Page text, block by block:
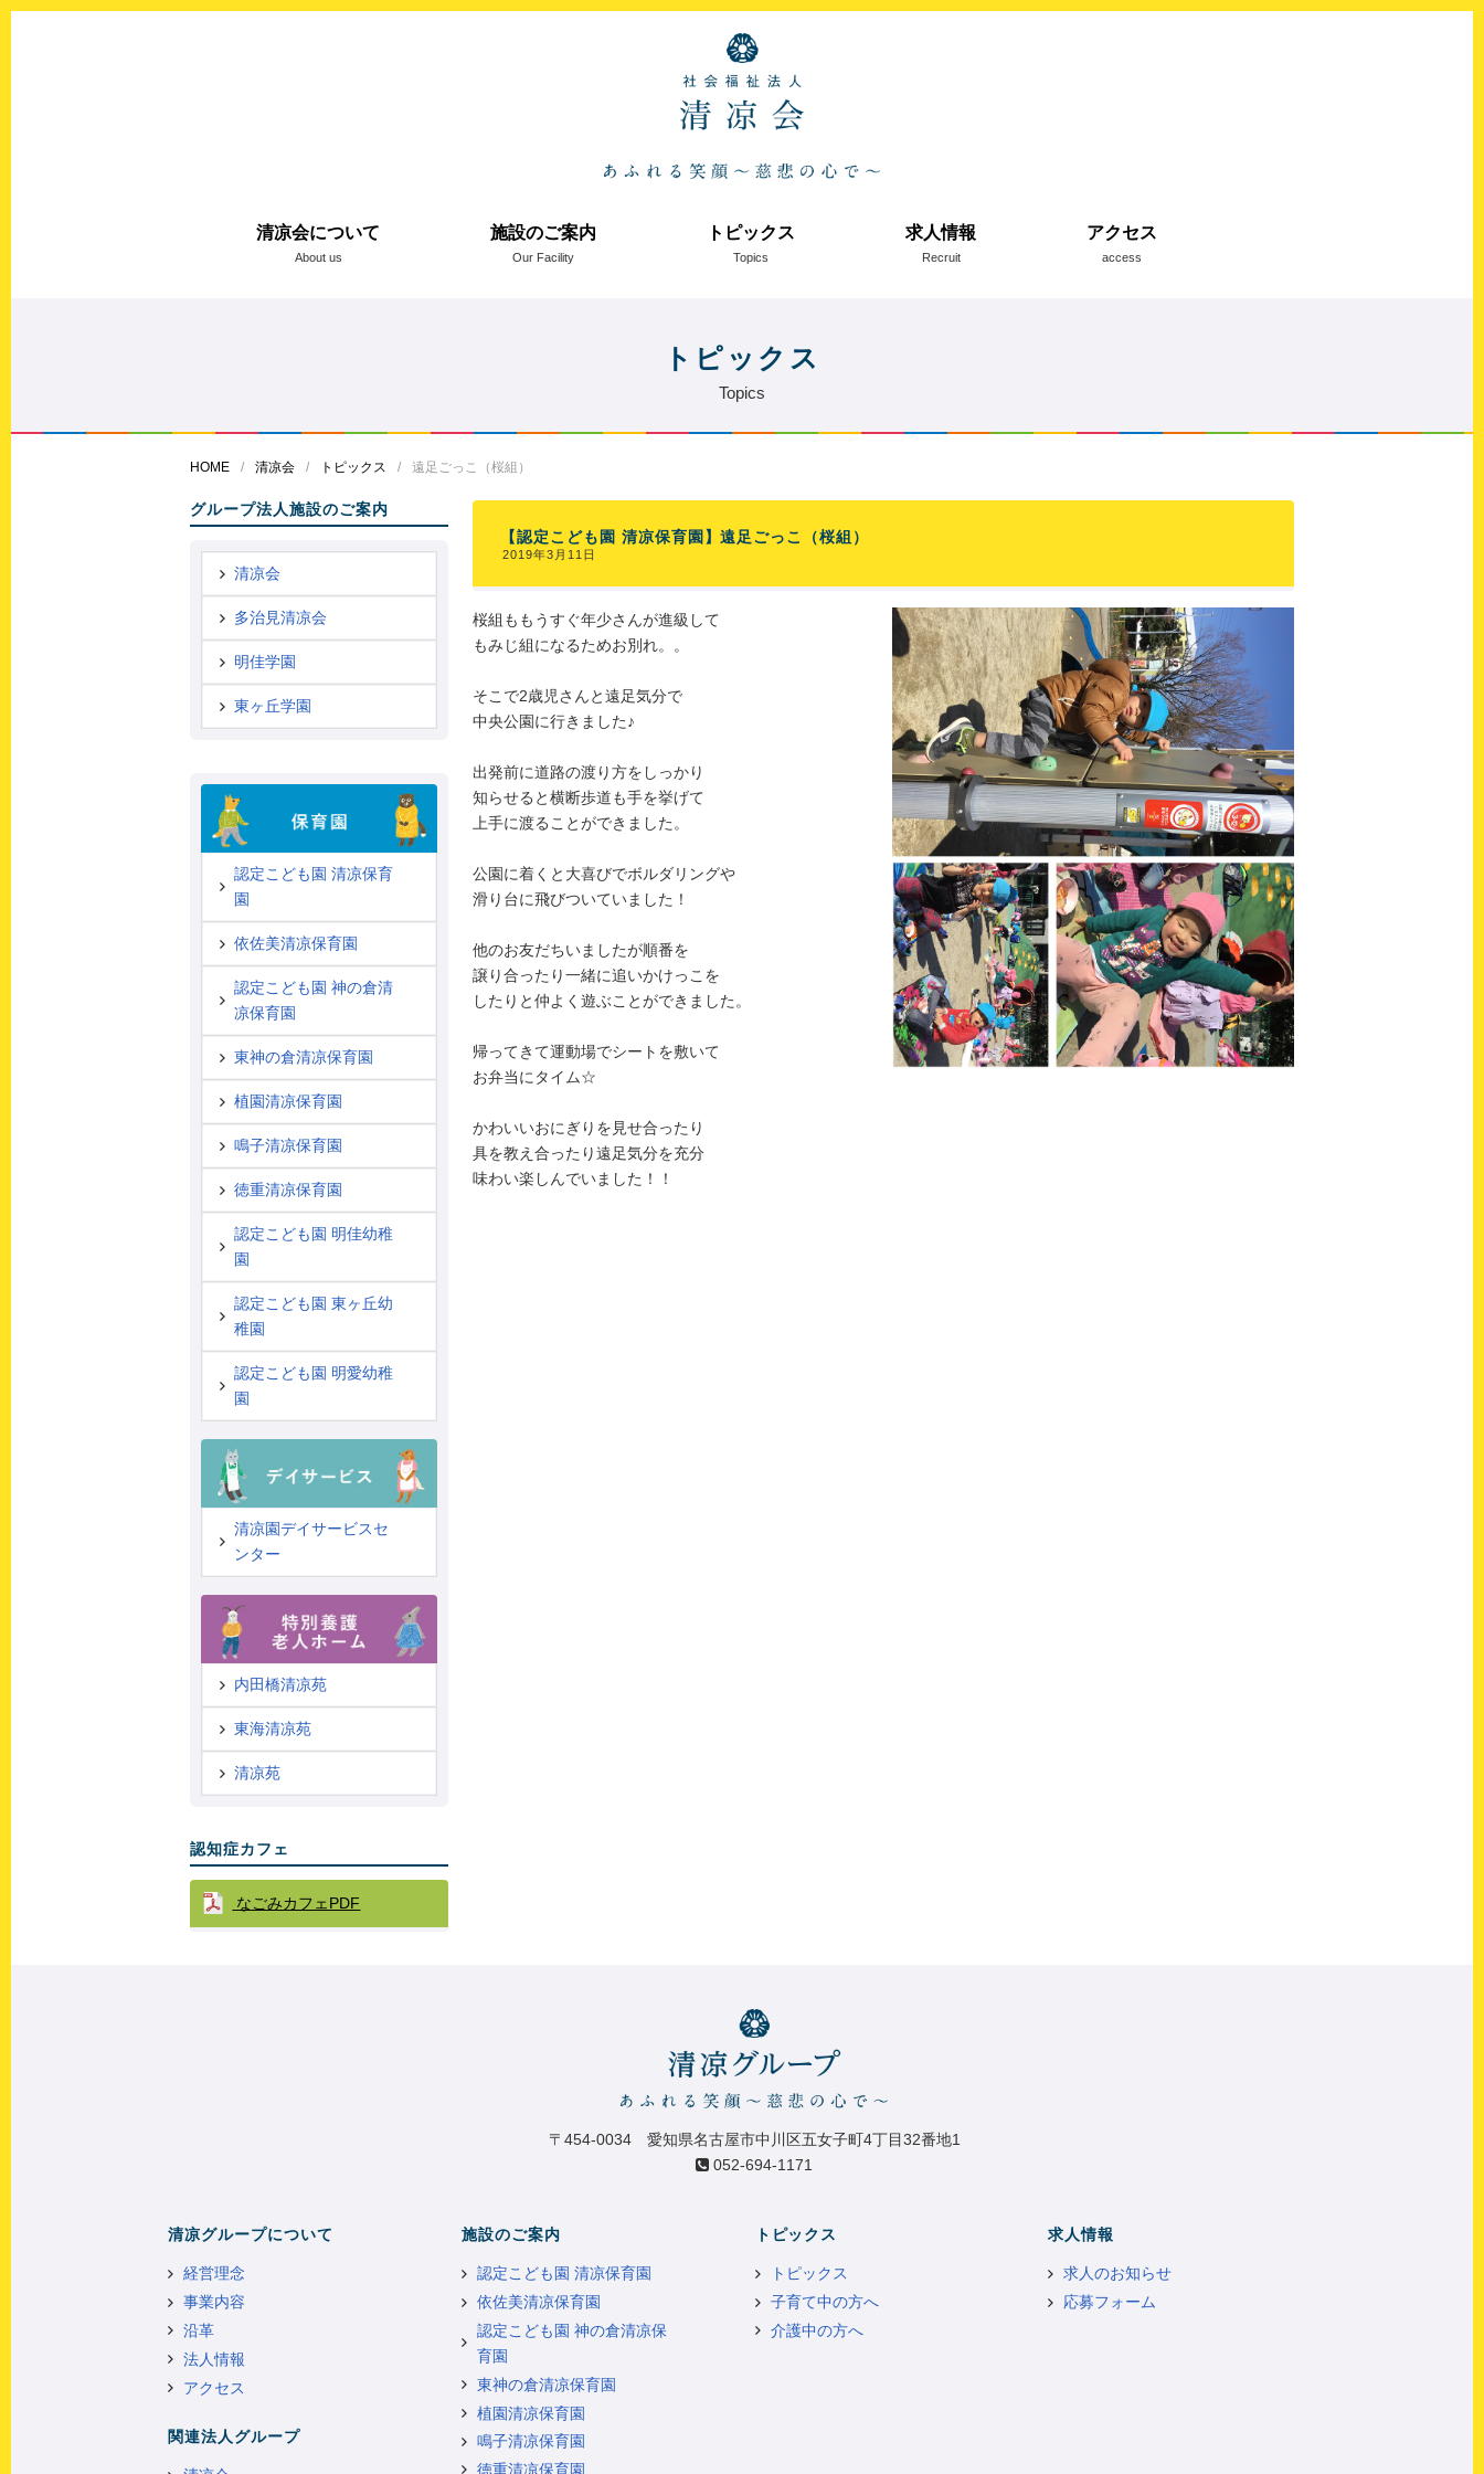
清凉会について
About us
施設のご案内
Our Facility
トピックス
Topics
求人情報
Recruit
アクセス
access
トピックス
Topics
HOME 清凉会 トピックス 遠足ごっこ（桜組）
グループ法人施設のご案内
清凉会
多治見清凉会
明佳学園
東ヶ丘学園
認定こども園 清凉保育
園
依佐美清凉保育園
認定こども園 神の倉清
凉保育園
東神の倉清凉保育園
植園清凉保育園
鳴子清凉保育園
徳重清凉保育園
認定こども園 明佳幼稚
園
認定こども園 東ヶ丘幼
稚園
認定こども園 明愛幼稚
園
清凉園デイサービスセ
ンター
内田橋清凉苑
東海清凉苑
清凉苑
認知症カフェ
なごみカフェPDF
【認定こども園 清凉保育園】遠足ごっこ（桜組）
2019年3月11日
桜組ももうすぐ年少さんが進級して
もみじ組になるためお別れ。。
そこで2歳児さんと遠足気分で
中央公園に行きました♪
出発前に道路の渡り方をしっかり
知らせると横断歩道も手を挙げて
上手に渡ることができました。
公園に着くと大喜びでボルダリングや
滑り台に飛びついていました！
他のお友だちいましたが順番を
譲り合ったり一緒に追いかけっこを
したりと仲よく遊ぶことができました。
帰ってきて運動場でシートを敷いて
お弁当にタイム☆
かわいいおにぎりを見せ合ったり
具を教え合ったり遠足気分を充分
味わい楽しんでいました！！
〒454-0034 愛知県名古屋市中川区五女子町4丁目32番地1
052-694-1171
清凉グループについて
経営理念
事業内容
沿革
法人情報
アクセス
関連法人グループ
施設のご案内
認定こども園 清凉保育園
依佐美清凉保育園
認定こども園 神の倉清凉保
育園
東神の倉清凉保育園
植園清凉保育園
鳴子清凉保育園
徳重清凉保育園
トピックス
トピックス
子育て中の方へ
介護中の方へ
求人情報
求人のお知らせ
応募フォーム